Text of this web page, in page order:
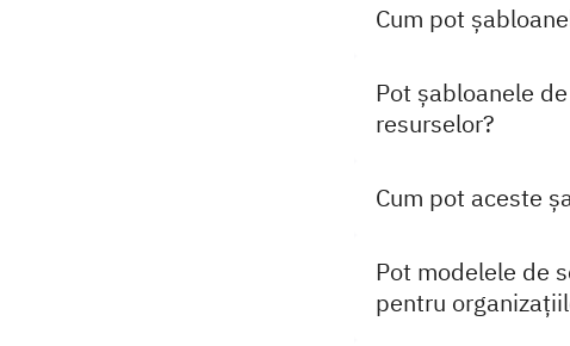
Cum pot
Pot șabloanele
resurselor?
Cum pot aceste
Pot modelele de
pentru